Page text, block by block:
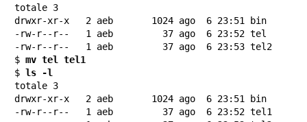
totale 3
drwxr-xr-x   2 aeb       1024 ago  6 23:51 bin
-rw-r--r--   1 aeb         37 ago  6 23:52 tel
-rw-r--r--   1 aeb         37 ago  6 23:53 tel2
$ mv tel tel1
$ ls -l
totale 3
drwxr-xr-x   2 aeb       1024 ago  6 23:51 bin
-rw-r--r--   1 aeb         37 ago  6 23:52 tel1